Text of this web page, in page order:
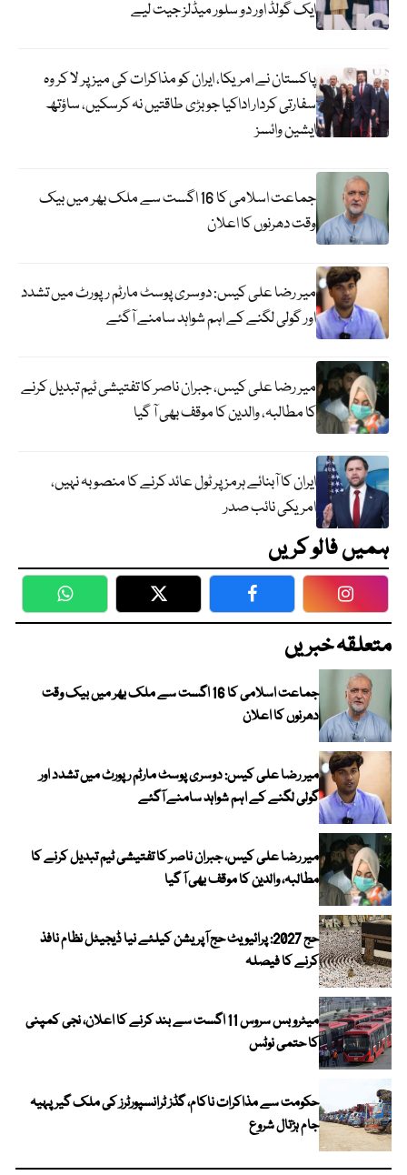
ایک گولڈ اور دو سلور میڈلز جیت لیے
پاکستان نے امریکا، ایران کو مذاکرات کی میز پر لا کر وہ
سفارتی کردار اداکیا جو بڑی طاقتیں نہ کرسکیں، ساؤتھ
ایشین وائسز
جماعت اسلامی کا 16 اگست سے ملک بھر میں بیک
وقت دھرنوں کا اعلان
میر رضا علی کیس: دوسری پوسٹ مارٹم رپورٹ میں تشدد
اور گولی لگنے کے اہم شواہد سامنے آگئے
میر رضا علی کیس، جبران ناصر کا تفتیشی ٹیم تبدیل کرنے
کا مطالبہ، والدین کا موقف بھی آ گیا
ایران کا آبنائے ہرمز پر ٹول عائد کرنے کا منصوبہ نہیں،
امریکی نائب صدر
ہمیں فالو کریں
WhatsApp Twitter Facebook
متعلقہ خبریں
جماعت اسلامی کا 16 اگست سے ملک بھر میں بیک وقت
دھرنوں کا اعلان
میر رضا علی کیس: دوسری پوسٹ مارٹم رپورٹ میں تشدد اور
گولی لگنے کے اہم شواہد سامنے آگئے
میر رضا علی کیس، جبران ناصر کا تفتیشی ٹیم تبدیل کرنے کا
مطالبہ، والدین کا موقف بھی آ گیا
حج 2027: پرائیویٹ حج آپریشن کیلئے نیا ڈیجیٹل نظام نافذ
کرنے کا فیصلہ
میٹرو بس سروس 11 اگست سے بند کرنے کا اعلان، نجی کمپنی
کا حتمی نوٹس
حکومت سے مذاکرات ناکام، گڈز ٹرانسپورٹرز کی ملک گیر پہیہ
جام ہڑتال شروع